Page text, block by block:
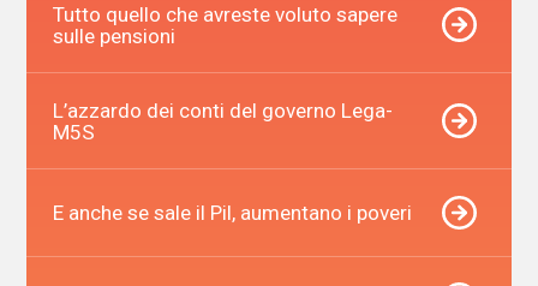
Tutto quello che avreste voluto sapere
sulle pensioni
L’azzardo dei conti del governo Lega-
M5S
E anche se sale il Pil, aumentano i poveri